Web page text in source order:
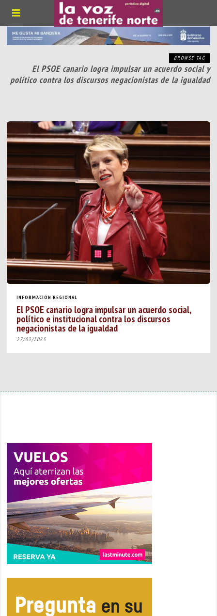
BROWSE TAG
El PSOE canario logra impulsar un acuerdo social y
político contra los discursos negacionistas de la igualdad
INFORMACIÓN REGIONAL
El PSOE canario logra impulsar un acuerdo social,
político e institucional contra los discursos
negacionistas de la igualdad
27/03/2025